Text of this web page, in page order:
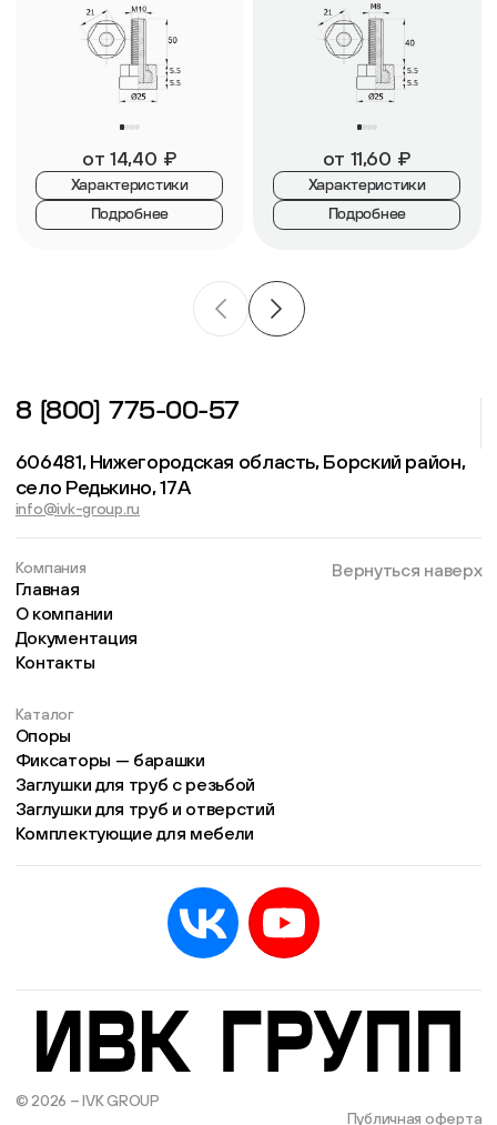
от 14,40 ₽
Характеристики
Подробнее
от 11,60 ₽
Характеристики
Подробнее
8 (800) 775-00-57
606481, Нижегородская область, Борский район,
село Редькино, 17А
info@ivk-group.ru
Компания
Главная
О компании
Документация
Контакты
Каталог
Опоры
Фиксаторы — барашки
Заглушки для труб с резьбой
Заглушки для труб и отверстий
Комплектующие для мебели
Вернуться наверх
© 2026 – IVK GROUP
Публичная оферта
Есть учётная запись? Войти